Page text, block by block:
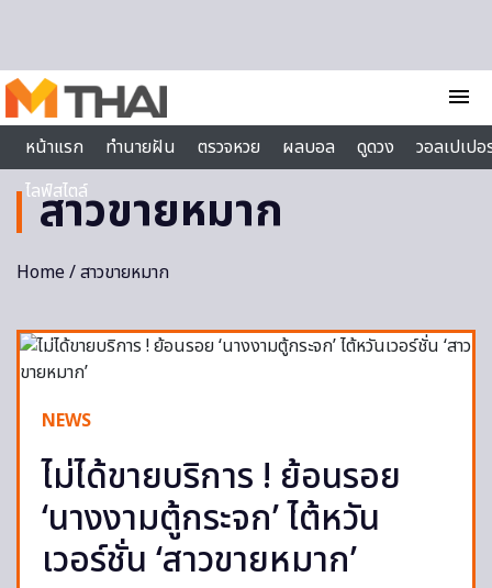
menu
หน้าแรก
ทำนายฝัน ตรวจหวย ผลบอล ดูดวง
วอลเปเป
ไลฟ์สไตล์
สาวขายหมาก
Home/ สาวขายหมาก
NEWS
ไม่ได้ขายบริการ ! ย้อนรอย
‘นางงามตู้กระจก’ ไต้หวัน
เวอร์ชั่น ‘สาวขายหมาก’